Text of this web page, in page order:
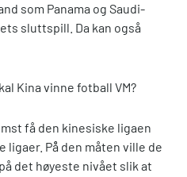
som Panama og Saudi-
sluttspill. Da kan også
Kina vinne fotball VM?
få den kinesiske ligaen
ligaer. På̊ den måten ville de
det høyeste nivået slik at